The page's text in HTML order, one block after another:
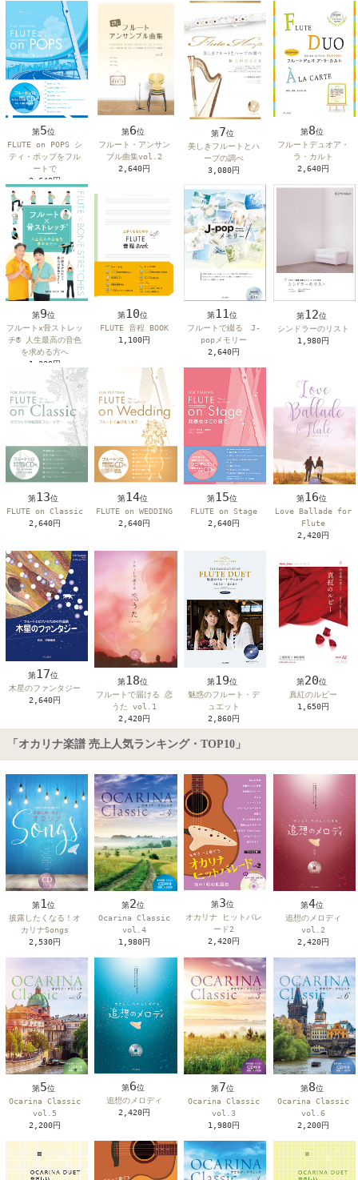
第5位
FLUTE on POPS シ
ティ・ポップをフル
ートで
2,640円
第6位
フルート・アンサン
ブル曲集vol.2
2,640円
第7位
美しきフルートとハ
ープの調べ
3,080円
第8位
フルートデュオア・
ラ・カルト
2,640円
第9位
フルート×骨ストレッ
チ® 人生最高の音色
を求める方へ
1,320円
第10位
FLUTE 音程 BOOK
1,100円
第11位
フルートで綴る J-
popメモリー
2,640円
第12位
シンドラーのリスト
1,980円
第13位
FLUTE on Classic
2,640円
第14位
FLUTE on WEDDING
2,640円
第15位
FLUTE on Stage
2,640円
第16位
Love Ballade for
Flute
2,420円
第17位
木星のファンタジー
2,640円
第18位
フルートで届ける 恋
うた vol.1
2,420円
第19位
魅惑のフルート・デ
ュエット
2,860円
第20位
真紅のルビー
1,650円
「オカリナ楽譜 売上人気ランキング・TOP10」
第1位
披露したくなる！オ
カリナSongs
2,530円
第2位
Ocarina Classic
vol.4
1,980円
第3位
オカリナ ヒットパレ
ード2
2,420円
第4位
追想のメロディ
vol.2
2,420円
第5位
Ocarina Classic
vol.5
2,200円
第6位
追想のメロディ
2,420円
第7位
Ocarina Classic
vol.3
1,980円
第8位
Ocarina Classic
vol.6
2,200円